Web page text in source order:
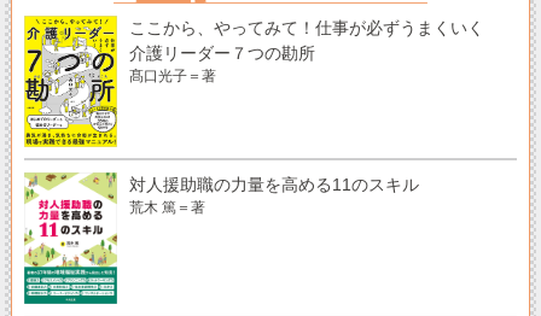
ここから、やってみて！仕事が必ずうまくいく
介護リーダー７つの勘所
髙口光子＝著
対人援助職の力量を高める11のスキル
荒木 篤＝著